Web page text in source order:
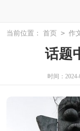
当前位置： 首页 > 作
话题
时间：2024-